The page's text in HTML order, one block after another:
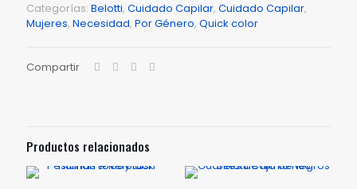
En
Crema
Caja
de
Oscuro
cantidad
Categorías: Belotti, Cuidado Capilar, Cuidado Capilar,
Mujeres, Necesidad, Por Género, Quick color
Compartir
Productos relacionados